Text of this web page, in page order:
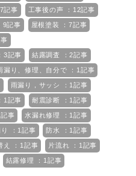
記事 工事後の声 ：12記事
9記事 屋根塗装 ：7記事
3記事 結露調査 ：2記事
漏り、修理、自分で ：1記事
雨漏り，サッシ ：1記事
1記事 耐震診断 ：1記事
事 水漏れ修理 ：1記事
：1記事 防水 ：1記事
え ：1記事 片流れ ：1記事
結露修理 ：1記事